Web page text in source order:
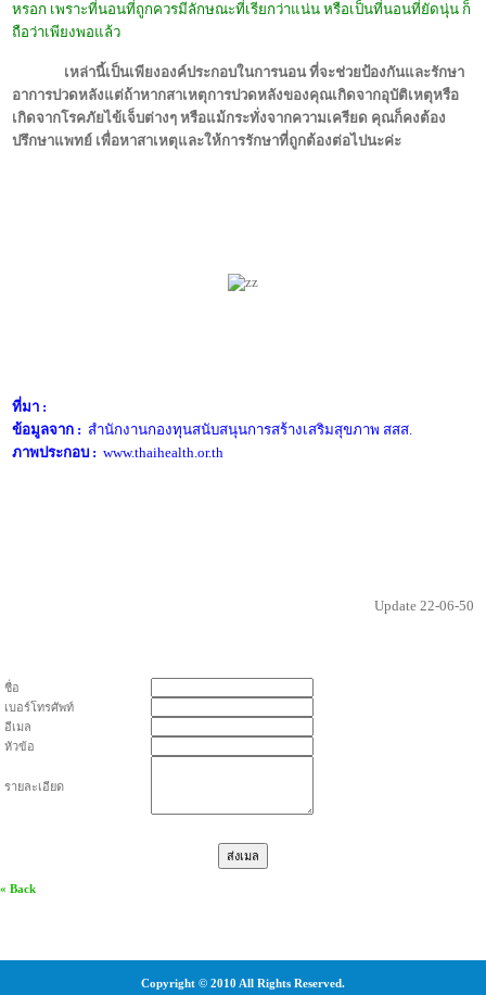
หรอก เพราะที่นอนที่ถูกควรมีลักษณะที่เรียกว่าแน่น หรือเป็นที่นอนที่ยัดนุ่น ก็
ถือว่าเพียงพอแล้ว
เหล่านี้เป็นเพียงองค์ประกอบในการนอน ที่จะช่วยป้องกันและรักษา
อาการปวดหลังแต่ถ้าหากสาเหตุการปวดหลังของคุณเกิดจากอุบัติเหตุหรือ
เกิดจากโรคภัยไข้เจ็บต่างๆ หรือแม้กระทั่งจากความเครียด คุณก็คงต้อง
ปรึกษาแพทย์ เพื่อหาสาเหตุและให้การรักษาที่ถูกต้องต่อไปนะค่ะ
ที่มา :
ข้อมูลจาก : สำนักงานกองทุนสนับสนุนการสร้างเสริมสุขภาพ สสส.
ภาพประกอบ : www.thaihealth.or.th
Update 22-06-50
ชื่อ
เบอร์โทรศัพท์
อีเมล
หัวข้อ
รายละเอียด
« Back
Copyright © 2010 All Rights Reserved.